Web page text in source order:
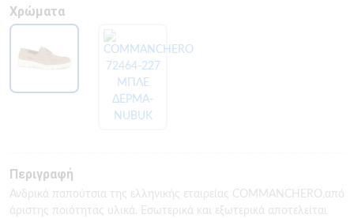
Χρώματα
Περιγραφή
Ανδρικά παπούτσια της ελληνικής εταιρείας COMMANCHERO,από
άριστης ποιότητας υλικά. Εσωτερικά και εξωτερικά αποτελείται